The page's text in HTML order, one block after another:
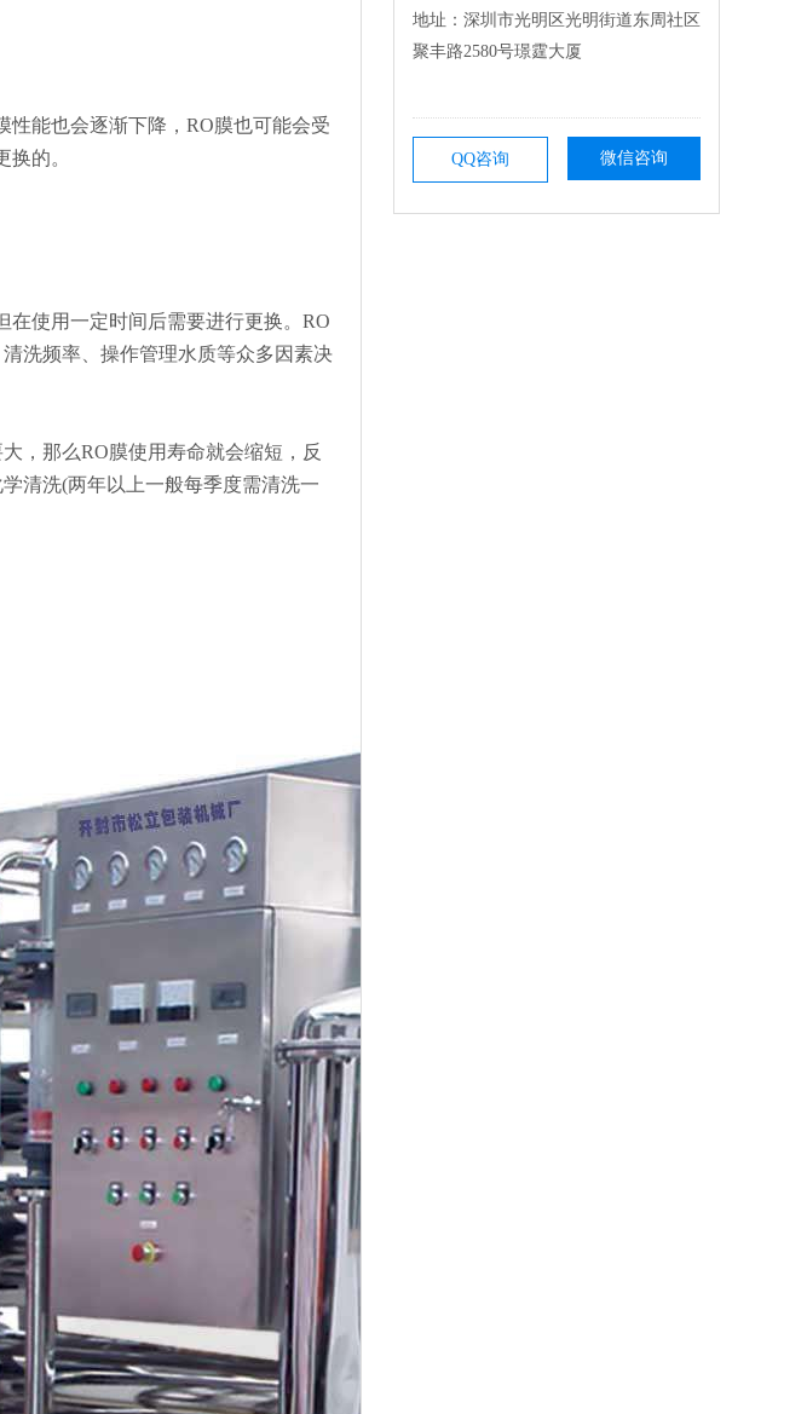
性能也会逐渐下降，RO膜也可能会受
的。
使用一定时间后需要进行更换。RO
洗频率、操作管理水质等众多因素决
，那么RO膜使用寿命就会缩短，反
清洗(两年以上一般每季度需清洗一
地址：深圳市光明区光明街道东周社区
聚丰路2580号璟霆大厦
QQ咨询 微信咨询